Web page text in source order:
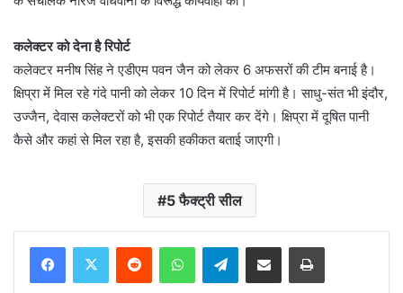
कलेक्टर को देना है रिपोर्ट
कलेक्टर मनीष सिंह ने एडीएम पवन जैन को लेकर 6 अफसरों की टीम बनाई है।
क्षिप्रा में मिल रहे गंदे पानी को लेकर 10 दिन में रिपोर्ट मांगी है। साधु-संत भी इंदौर,
उज्जैन, देवास कलेक्टरों को भी एक रिपोर्ट तैयार कर देंगे। क्षिप्रा में दूषित पानी
कैसे और कहां से मिल रहा है, इसकी हकीकत बताई जाएगी।
5 फैक्ट्री सील
Telegram